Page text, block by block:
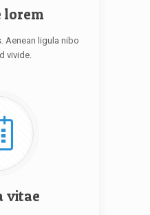
lorem
Aenean ligula nibo
vivide.
vitae